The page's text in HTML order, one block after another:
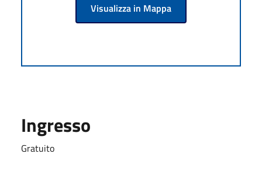
Visualizza in Mappa
Ingresso
Gratuito